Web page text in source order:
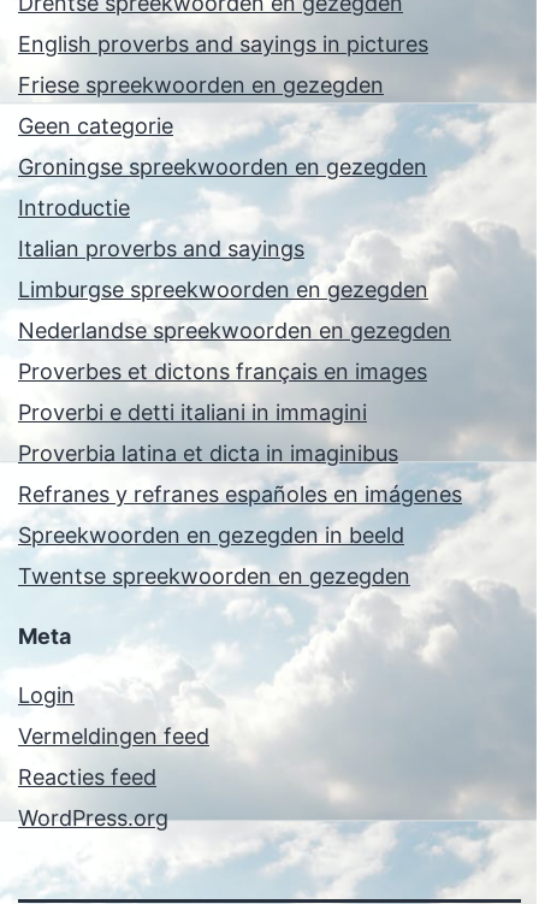
English proverbs and sayings in pictures
Friese spreekwoorden en gezegden
Geen categorie
Groningse spreekwoorden en gezegden
Introductie
Italian proverbs and sayings
Limburgse spreekwoorden en gezegden
Nederlandse spreekwoorden en gezegden
Proverbes et dictons français en images
Proverbi e detti italiani in immagini
Proverbia latina et dicta in imaginibus
Refranes y refranes españoles en imágenes
Spreekwoorden en gezegden in beeld
Twentse spreekwoorden en gezegden
Meta
Login
Vermeldingen feed
Reacties feed
WordPress.org